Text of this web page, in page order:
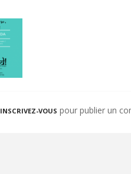
INSCRIVEZ-VOUS pour publier un